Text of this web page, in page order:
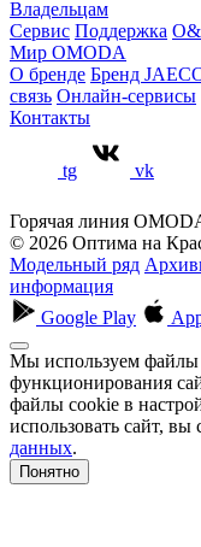
Владельцам
Сервис Поддержка
Мир OMODA
О бренде Бренд
связь Онлайн-сервисы
Контакты
tg vk
Горячая линия
© 2026 Оптима на
Модельный ряд
информация
Google Play
Мы используем файлы
функционирования
файлы cookie в
использовать сайт, вы
данных.
Понятно